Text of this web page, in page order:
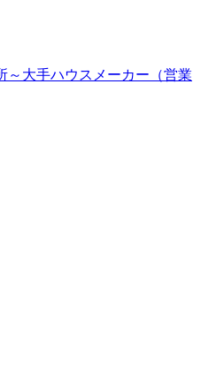
大手ハウスメーカー（営業